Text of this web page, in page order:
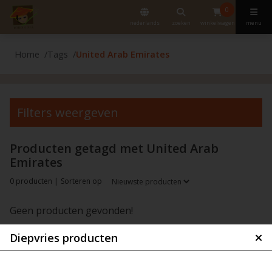
nederlands zoeken
0
winkelwagen menu
Diepvries producten
Home Tags United Arab Emirates
Filters weergeven
Producten getagd met United Arab
Emirates
0 producten | Sorteren op
Geen producten gevonden!